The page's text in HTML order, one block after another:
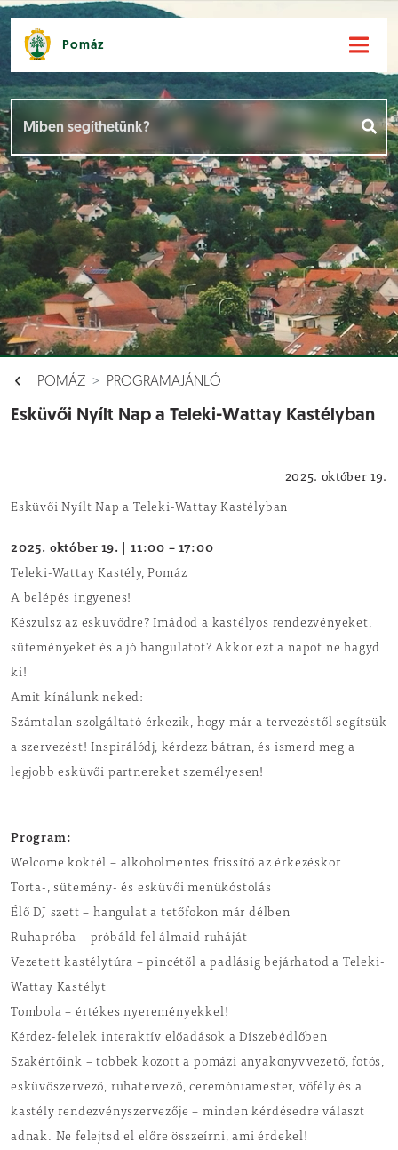
Pomáz
POMÁZ PROGRAMAJÁNLÓ
Esküvői Nyílt Nap a Teleki-Wattay Kastélyban
2025. október 19.
Esküvői Nyílt Nap a Teleki-Wattay Kastélyban
2025. október 19. | 11:00 – 17:00
Teleki-Wattay Kastély, Pomáz
A belépés ingyenes!
Készülsz az esküvődre? Imádod a kastélyos rendezvényeket,
süteményeket és a jó hangulatot? Akkor ezt a napot ne hagyd
ki!
Amit kínálunk neked:
Számtalan szolgáltató érkezik, hogy már a tervezéstől segítsük
a szervezést! Inspirálódj, kérdezz bátran, és ismerd meg a
legjobb esküvői partnereket személyesen!
Program:
Welcome koktél – alkoholmentes frissítő az érkezéskor
Torta-, sütemény- és esküvői menükóstolás
Élő DJ szett – hangulat a tetőfokon már délben
Ruhapróba – próbáld fel álmaid ruháját
Vezetett kastélytúra – pincétől a padlásig bejárhatod a Teleki-
Wattay Kastélyt
Tombola – értékes nyereményekkel!
Kérdez-felelek interaktív előadások a Díszebédlőben
Szakértőink – többek között a pomázi anyakönyvvezető, fotós,
esküvőszervező, ruhatervező, ceremóniamester, vőfély és a
kastély rendezvényszervezője – minden kérdésedre választ
adnak. Ne felejtsd el előre összeírni, ami érdekel!
Események []
Dokumentumok [ ]
Aloldalak []